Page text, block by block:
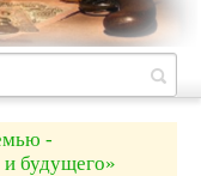
-
и будущего»